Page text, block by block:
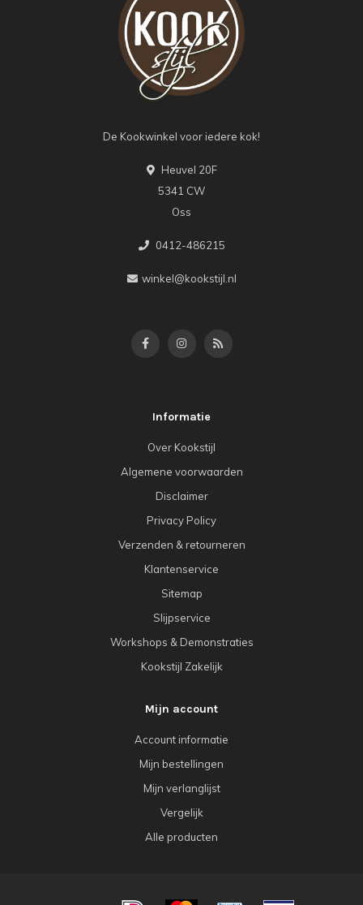
De Kookwinkel voor iedere kok!
Heuvel 20F
5341 CW
Oss
0412-486215
winkel@kookstijl.nl
Informatie
Over Kookstijl
Algemene voorwaarden
Disclaimer
Privacy Policy
Verzenden & retourneren
Klantenservice
Sitemap
Slijpservice
Workshops & Demonstraties
Kookstijl Zakelijk
Mijn account
Account informatie
Mijn bestellingen
Mijn verlanglijst
Vergelijk
Alle producten